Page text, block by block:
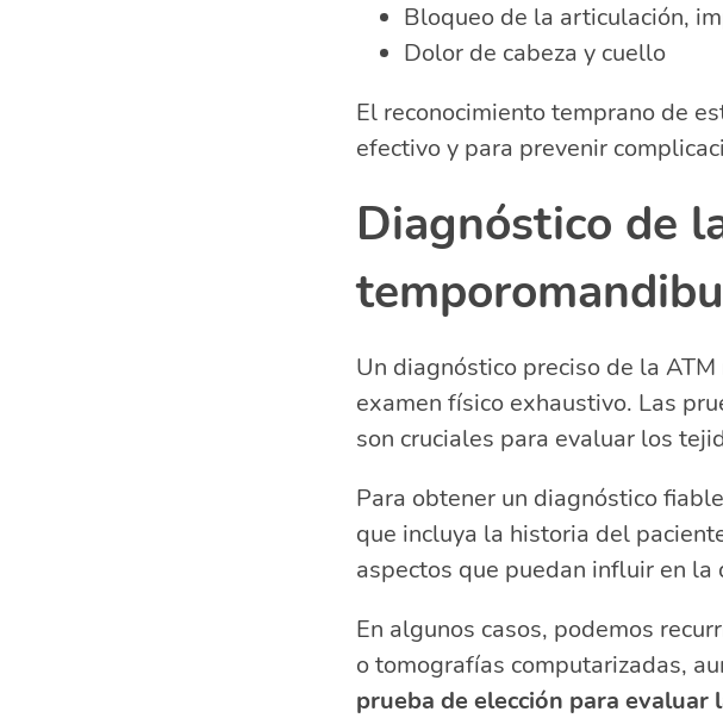
Bloqueo de la articulación,
Dolor de cabeza y cuello
El reconocimiento temprano de
efectivo y para prevenir
Diagnóstico de
Un diagnóstico preciso de la
examen físico exhaustivo. Las
son cruciales para evaluar los
Para obtener un diagnóstico
que incluya la historia del
aspectos que puedan influir en la
En algunos casos, podemos
o tomografías computarizadas,
prueba de elección para evaluar